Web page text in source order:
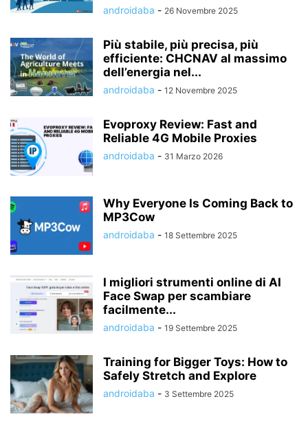
androidaba - 26 Novembre 2025
Più stabile, più precisa, più
efficiente: CHCNAV al massimo
dell’energia nel...
androidaba - 12 Novembre 2025
Evoproxy Review: Fast and
Reliable 4G Mobile Proxies
androidaba - 31 Marzo 2026
Why Everyone Is Coming Back to
MP3Cow
androidaba - 18 Settembre 2025
I migliori strumenti online di AI
Face Swap per scambiare
facilmente...
androidaba - 19 Settembre 2025
Training for Bigger Toys: How to
Safely Stretch and Explore
androidaba - 3 Settembre 2025